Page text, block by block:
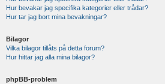
Hur bevakar jag specifika kategorier eller trådar?
Hur tar jag bort mina bevakningar?
Bilagor
Vilka bilagor tillåts på detta forum?
Hur hittar jag alla mina bilagor?
phpBB-problem